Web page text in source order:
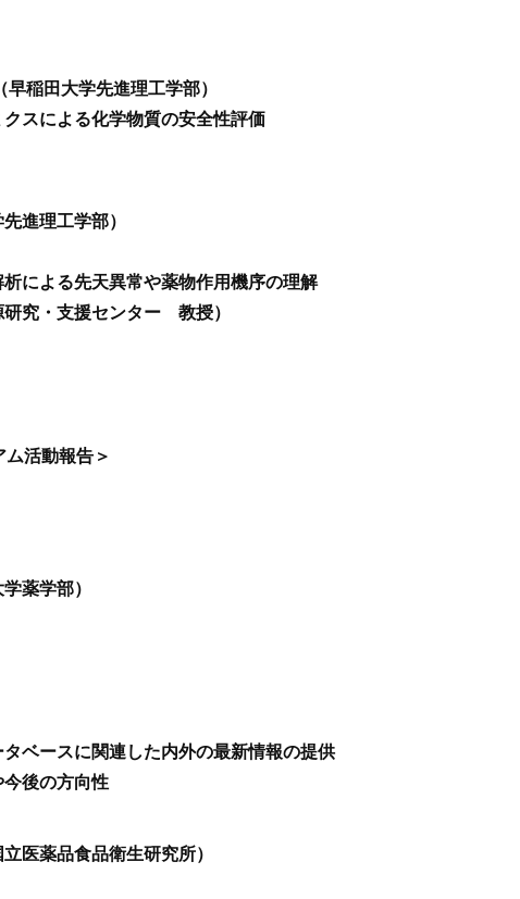
稲田大学先進理工学部）
クスによる化学物質の安全性評価
進理工学部）
による先天異常や薬物作用機序の理解
究・支援センター 教授）
活動報告＞
薬学部）
タベースに関連した内外の最新情報の提供
今後の方向性
薬品食品衛生研究所）